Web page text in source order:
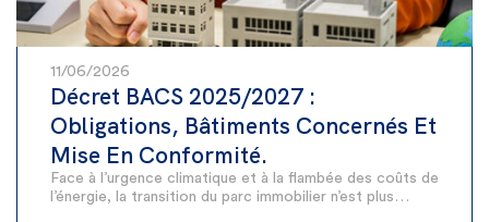
11/06/2026
Décret BACS 2025/2027 :
Obligations, Bâtiments Concernés Et
Mise En Conformité.
Face à l’urgence climatique et à la flambée des coûts de
l’énergie, la transition du parc immobilier n’est plus…